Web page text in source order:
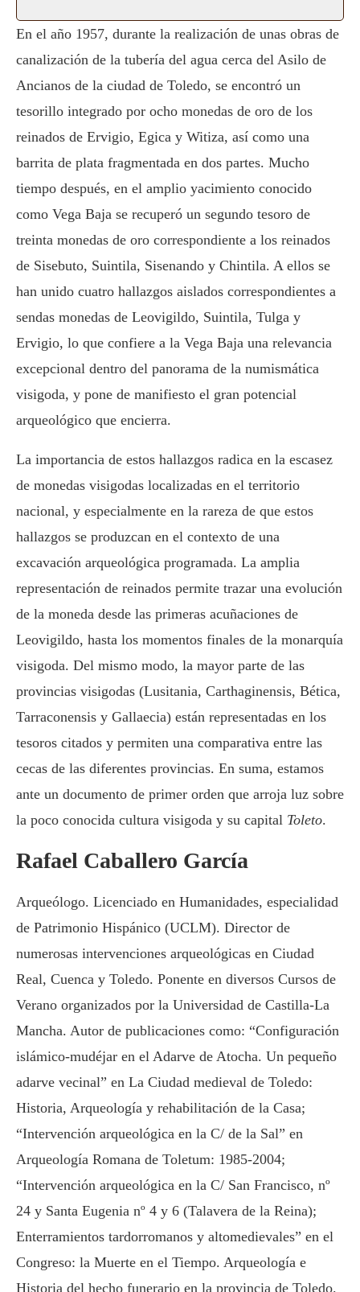
En el año 1957, durante la realización de unas obras de
canalización de la tubería del agua cerca del Asilo de
Ancianos de la ciudad de Toledo, se encontró un
tesorillo integrado por ocho monedas de oro de los
reinados de Ervigio, Egica y Witiza, así como una
barrita de plata fragmentada en dos partes. Mucho
tiempo después, en el amplio yacimiento conocido
como Vega Baja se recuperó un segundo tesoro de
treinta monedas de oro correspondiente a los reinados
de Sisebuto, Suintila, Sisenando y Chintila. A ellos se
han unido cuatro hallazgos aislados correspondientes a
sendas monedas de Leovigildo, Suintila, Tulga y
Ervigio, lo que confiere a la Vega Baja una relevancia
excepcional dentro del panorama de la numismática
visigoda, y pone de manifiesto el gran potencial
arqueológico que encierra.
La importancia de estos hallazgos radica en la escasez
de monedas visigodas localizadas en el territorio
nacional, y especialmente en la rareza de que estos
hallazgos se produzcan en el contexto de una
excavación arqueológica programada. La amplia
representación de reinados permite trazar una evolución
de la moneda desde las primeras acuñaciones de
Leovigildo, hasta los momentos finales de la monarquía
visigoda. Del mismo modo, la mayor parte de las
provincias visigodas (Lusitania, Carthaginensis, Bética,
Tarraconensis y Gallaecia) están representadas en los
tesoros citados y permiten una comparativa entre las
cecas de las diferentes provincias. En suma, estamos
ante un documento de primer orden que arroja luz sobre
la poco conocida cultura visigoda y su capital Toleto.
Rafael Caballero García
Arqueólogo. Licenciado en Humanidades, especialidad
de Patrimonio Hispánico (UCLM). Director de
numerosas intervenciones arqueológicas en Ciudad
Real, Cuenca y Toledo. Ponente en diversos Cursos de
Verano organizados por la Universidad de Castilla-La
Mancha. Autor de publicaciones como: “Configuración
islámico-mudéjar en el Adarve de Atocha. Un pequeño
adarve vecinal” en La Ciudad medieval de Toledo:
Historia, Arqueología y rehabilitación de la Casa;
“Intervención arqueológica en la C/ de la Sal” en
Arqueología Romana de Toletum: 1985-2004;
“Intervención arqueológica en la C/ San Francisco, nº
24 y Santa Eugenia nº 4 y 6 (Talavera de la Reina);
Enterramientos tardorromanos y altomedievales” en el
Congreso: la Muerte en el Tiempo. Arqueología e
Historia del hecho funerario en la provincia de Toledo.